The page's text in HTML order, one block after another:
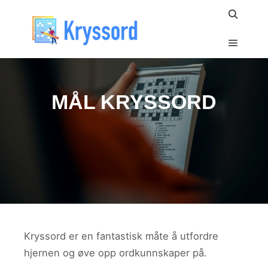
Main
MÅL KRYSSORD
Kryssord er en fantastisk måte å utfordre
hjernen og øve opp ordkunnskaper på.